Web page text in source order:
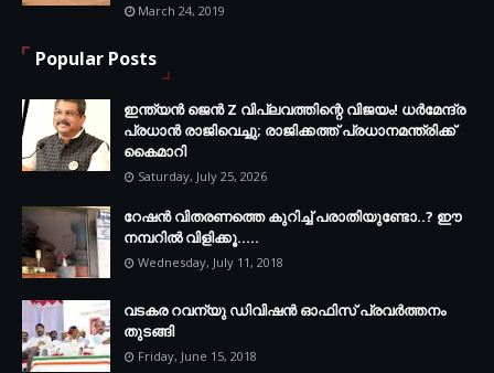
March 24, 2019
Popular Posts
ഇന്ത്യൻ ജെൻ Z വിപ്ലവത്തിന്റെ വിജയം! ധർമേന്ദ്ര
പ്രധാൻ രാജിവെച്ചു; രാജിക്കത്ത് പ്രധാനമന്ത്രിക്ക്
കൈമാറി
Saturday, July 25, 2026
റേഷൻ വിതരണത്തെ കുറിച്ച് പരാതിയുണ്ടോ..? ഈ
നമ്പറില്‍ വിളിക്കൂ.....
Wednesday, July 11, 2018
വടകര റവന്യു ഡിവിഷൻ ഓഫിസ് പ്രവർത്തനം
തുടങ്ങി
Friday, June 15, 2018